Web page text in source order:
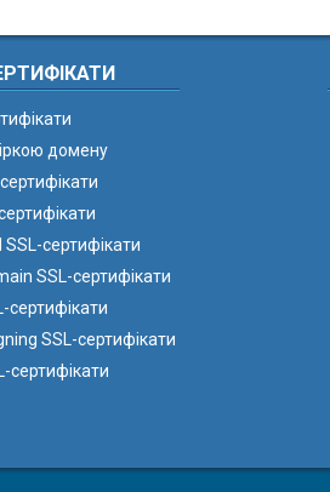
домену
SSL-сертифікати
SSL-сертифікати
сертифікати
SSL-сертифікати
сертифікати